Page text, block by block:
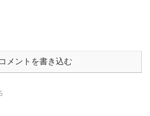
コメントを書き込む